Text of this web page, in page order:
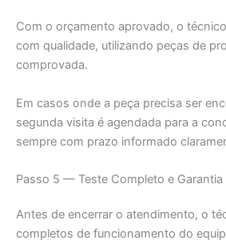
Com o orçamento aprovado, o
com qualidade, utilizando peças de
comprovada.
Em casos onde a peça precisa ser
segunda visita é agendada para a
sempre com prazo informado
Passo 5 — Teste Completo e Garantia
Antes de encerrar o atendimento, o
completos de funcionamento do